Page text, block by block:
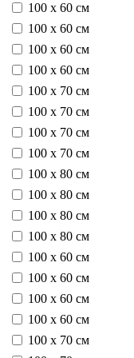
100 х 60 см
100 х 60 см
100 х 60 см
100 х 60 см
100 х 70 см
100 х 70 см
100 х 70 см
100 х 70 см
100 х 80 см
100 х 80 см
100 х 80 см
100 х 80 см
100 х 60 см
100 х 60 см
100 х 60 см
100 х 60 см
100 х 70 см